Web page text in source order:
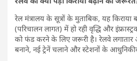
रेल मंत्रालय के सूत्रों के मुताबिक, यह
(परिचालन लागत) में हो रही वृद्धि और
को फंड करने के लिए जरूरी है। रेलवे
बनाने, नई ट्रेनें चलाने और स्टेशनों के